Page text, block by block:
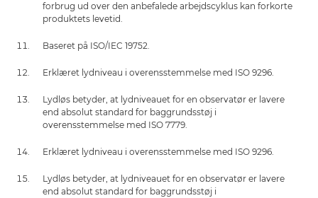
forbrug ud over den anbefalede arbejdscyklus kan forkorte
produktets levetid.
Baseret på ISO/IEC 19752.
Erklæret lydniveau i overensstemmelse med ISO 9296.
Lydløs betyder, at lydniveauet for en observatør er lavere
end absolut standard for baggrundsstøj i
overensstemmelse med ISO 7779.
Erklæret lydniveau i overensstemmelse med ISO 9296.
Lydløs betyder, at lydniveauet for en observatør er lavere
end absolut standard for baggrundsstøj i